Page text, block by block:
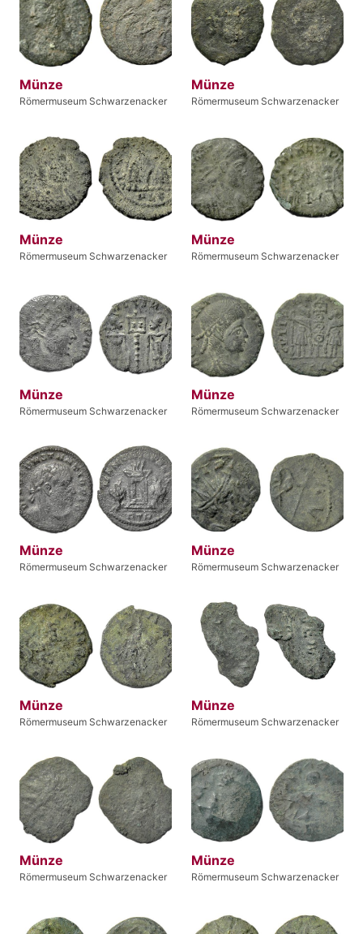
Münze
Römermuseum Schwarzenacker
Münze
Römermuseum Schwarzenacker
Münze
Römermuseum Schwarzenacker
Münze
Römermuseum Schwarzenacker
Münze
Römermuseum Schwarzenacker
Münze
Römermuseum Schwarzenacker
Münze
Römermuseum Schwarzenacker
Münze
Römermuseum Schwarzenacker
Münze
Römermuseum Schwarzenacker
Münze
Römermuseum Schwarzenacker
Münze
Römermuseum Schwarzenacker
Münze
Römermuseum Schwarzenacker